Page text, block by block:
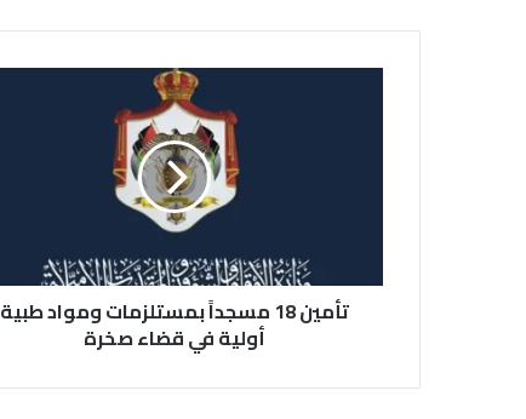
س
ب
تأمين 18 مسجداً بمستلزمات ومواد طبية
أولية في قضاء صخرة